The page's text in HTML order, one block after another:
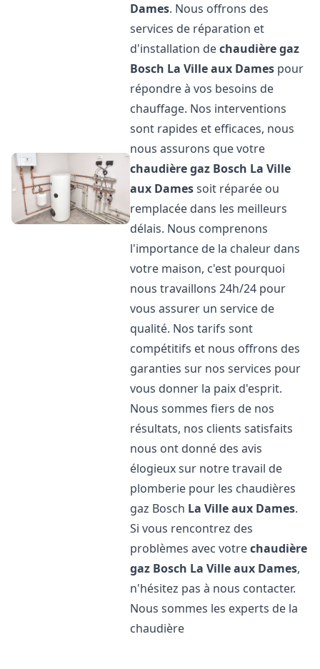
Dames. Nous offrons des
services de réparation et
d'installation dechaudière gaz
Bosch La Ville aux Dames pour
répondre à vos besoins de
chauffage. Nos interventions
sont rapides et efficaces, nous
nous assurons que votre
chaudière gaz Bosch La Ville
aux Damessoit réparée ou
remplacée dans les meilleurs
délais. Nous comprenons
l'importance de la chaleur dans
votre maison, c'est pourquoi
nous travaillons 24h/24 pour
vous assurer un service de
qualité. Nos tarifs sont
compétitifs et nous offrons des
garanties sur nos services pour
vous donner la paix d'esprit.
Nous sommes fiers de nos
résultats, nos clients satisfaits
nous ont donné des avis
élogieux sur notre travail de
plomberie pour les chaudières
gaz Bosch La Ville aux Dames.
Si vous rencontrez des
problèmes avec votrechaudière
gaz Bosch La Ville aux Dames,
n'hésitez pas à nous contacter.
Nous sommes les experts de la
chaudière